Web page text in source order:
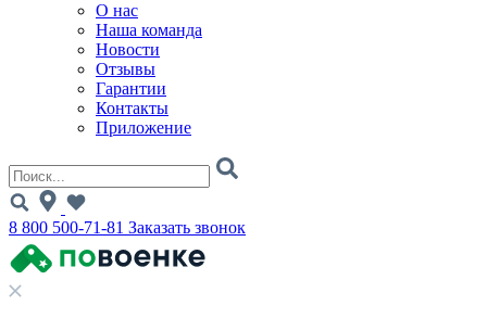
О нас
Наша команда
Новости
Отзывы
Гарантии
Контакты
Приложение
8 800 500-71-81 Заказать звонок